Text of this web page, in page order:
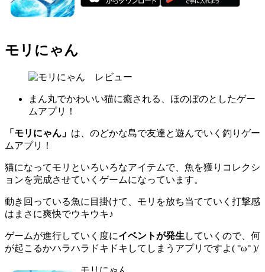
モリにゃん
まん丸でかわいい猫に癒される、ほのぼのとしたゲー
ムアプリ！
「モリにゃん」 は、のどかな島で友達と遊んでいく釣りゲー
ムアプリ！
猫になってモリといろいろなアイテムで、魚を獲りコレクシ
ョンを完成させていくゲームになっています。
動き回っている魚に目掛けて、モリを放ち当てていく打撃感
はまさに爽快でウキウキ♪
ゲームが進行していく度にイベントが発生 していくので、何
が起こるかハラハラドキドキしてしまうアプリですよ( °ω° )/